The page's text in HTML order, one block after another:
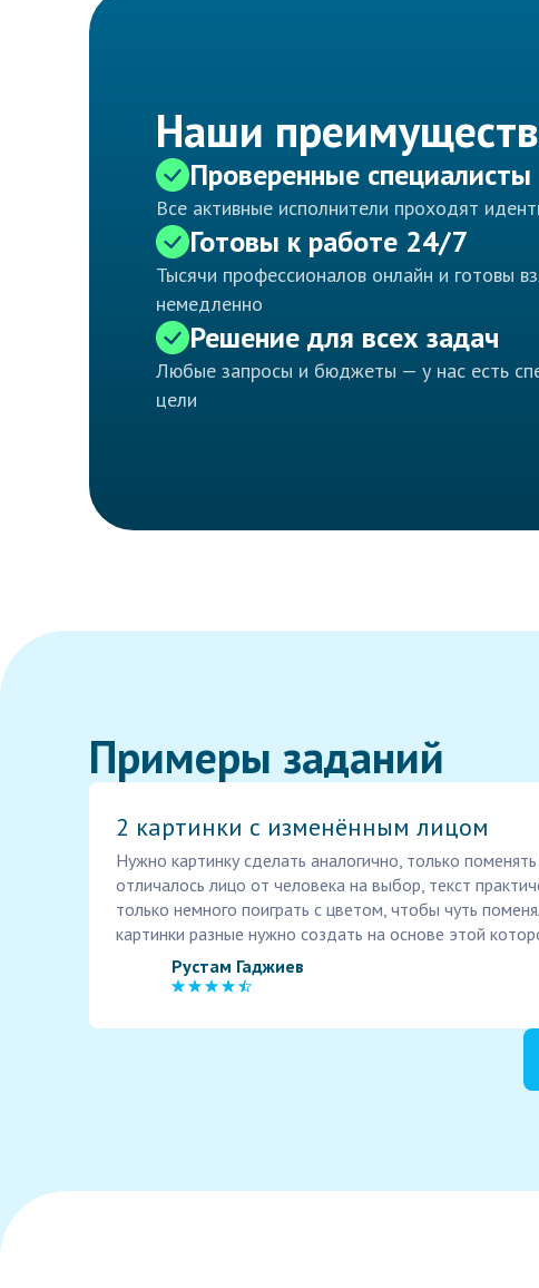
Наши
Проверенные специалисты
Все активные исполнители проходят
Готовы к работе 24/7
Тысячи профессионалов онлайн и готовы
немедленно
Решение для всех задач
Любые запросы и бюджеты — у нас есть
цели
Примеры заданий
2 картинки с изменённым лицом
Нужно картинку сделать аналогично, только
отличалось лицо от человека на выбор, текст
только немного поиграть с цветом, чтобы чуть
картинки разные нужно создать на основе этой
Рустам Гаджиев